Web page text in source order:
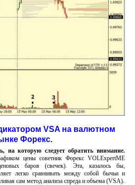
VSA на валютном
Форекс.
на которую следует обратить внимание.
цены советник Форекс VOLEхpertME
баров (свечек). Эта, казалось бы,
легко сравнивать между собой бычьи и
сам метод анализа спреда и объема (VSA).